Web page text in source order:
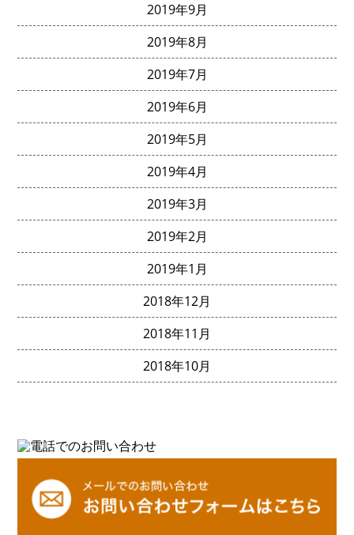
2019年9月
2019年8月
2019年7月
2019年6月
2019年5月
2019年4月
2019年3月
2019年2月
2019年1月
2018年12月
2018年11月
2018年10月